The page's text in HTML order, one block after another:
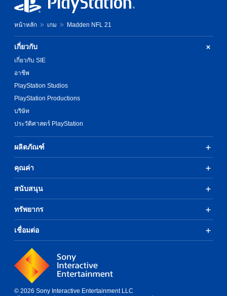
หน้าหลัก เกม Madden NFL 21
เกี่ยวกับ
เกี่ยวกับ SIE
อาชีพ
PlayStation Studios
PlayStation Productions
บริษัท
ประวัติศาสตร์ PlayStation
ผลิตภัณฑ์
คุณค่า
สนับสนุน
ทรัพยากร
เชื่อมต่อ
© 2026 Sony Interactive Entertainment LLC